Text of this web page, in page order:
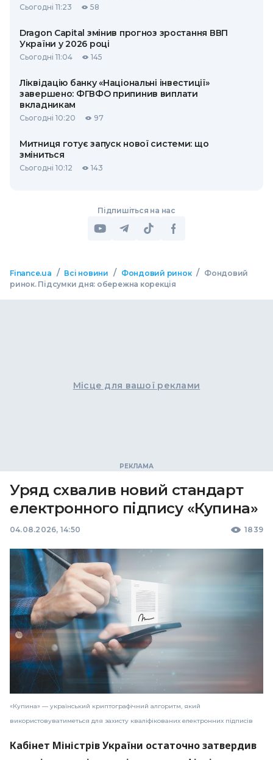
Сьогодні 11:23 58
Dragon Capital змінив прогноз зростання ВВП
України у 2026 році
Сьогодні 11:04 145
Ліквідацію банку «Національні інвестиції»
завершено: ФГВФО припинив виплати
вкладникам
Сьогодні 10:20 97
Митниця готує запуск нової системи: що
зміниться
Сьогодні 10:12 143
Підпишіться на нас
Finance.ua / Всі новини / Фондовий ринок / Фондовий
ринок. Підсумки дня: обережна корекція
Місце для вашої реклами
Уряд схвалив новий стандарт
електронного підпису «Купина»
04.08.2026, 14:50 1839
«Купина» — український криптографічний алгоритм, який
використовуватиметься для захисту кваліфікованих електронних підписів
Кабінет Міністрів України остаточно затвердив